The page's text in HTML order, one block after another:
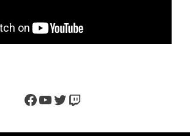
Facebook
YouTube
Twitter
Twitch